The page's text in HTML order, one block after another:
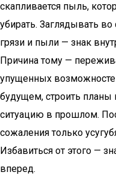
скапливается пыль,
убирать. Заглядывать
грязи и пыли — знак
Причина тому —
упущенных
будущем, строить планы
ситуацию в прошлом.
сожаления только
Избавиться от этого —
вперед.